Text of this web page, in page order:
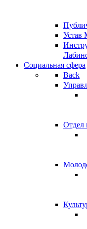
Устав
Социальная сфера
Back
Отдел